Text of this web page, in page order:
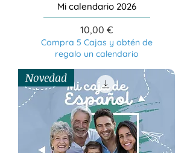
Mi calendario 2026
Precio
10,00 €
Compra 5 Cajas y obtén de
regalo un calendario
Novedad